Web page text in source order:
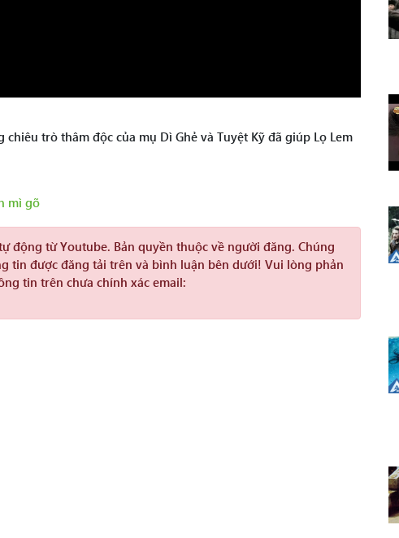
chiêu trò thâm độc của mụ Dì Ghẻ và Tuyệt Kỹ đã giúp Lọ Lem
mì gõ
động từ Youtube. Bản quyền thuộc về người đăng. Chúng
tin được đăng tải trên và bình luận bên dưới! Vui lòng phản
tin trên chưa chính xác email: